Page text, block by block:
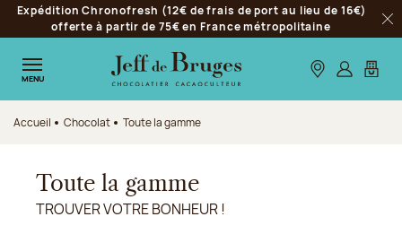
Aller à la navigation
Aller au contenu principal
Aller au pied de page
Expédition Chronofresh (12€ de frais de port au lieu de 16€)
offerte à partir de 75€ en France métropolitaine
MENU Nos boutiques
S’identifier
Mon
Accueil Chocolat Toute la gamme
Toute la gamme
TROUVER VOTRE BONHEUR !